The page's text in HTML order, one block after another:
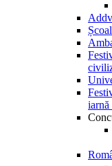
iarnă